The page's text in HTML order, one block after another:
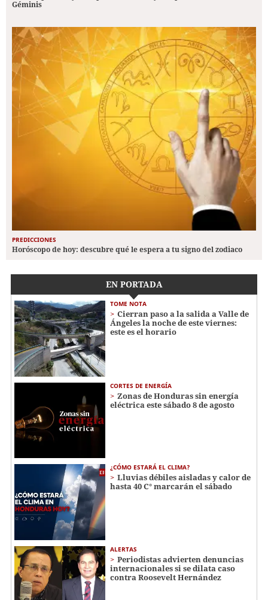
Géminis
PREDICCIONES
Horóscopo de hoy: descubre qué le espera a tu signo del zodiaco
EN PORTADA
TOME NOTA
Cierran paso a la salida a Valle de
Ángeles la noche de este viernes:
este es el horario
CORTES DE ENERGÍA
Zonas de Honduras sin energía
eléctrica este sábado 8 de agosto
¿CÓMO ESTARÁ EL CLIMA?
Lluvias débiles aisladas y calor de
hasta 40 C° marcarán el sábado
ALERTAS
Periodistas advierten denuncias
internacionales si se dilata caso
contra Roosevelt Hernández